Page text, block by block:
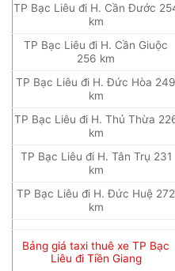
TP Bạc Liêu đi H. Cần Đước
km
TP Bạc Liêu đi H. Cần Giuộc
256 km
TP Bạc Liêu đi H. Đức Hòa 249
km
TP Bạc Liêu đi H. Thủ Thừa
km
TP Bạc Liêu đi H. Tân Trụ 231
km
TP Bạc Liêu đi H. Đức Huệ 272
km
Bảng giá taxi thuê xe TP Bạc
Liêu đi Tiền Giang